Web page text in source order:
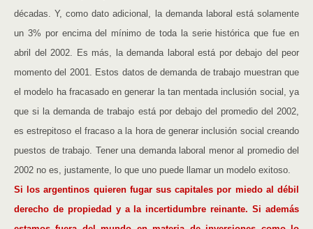
décadas. Y, como dato adicional, la demanda laboral está solamente
un 3% por encima del mínimo de toda la serie histórica que fue en
abril del 2002. Es más, la demanda laboral está por debajo del peor
momento del 2001. Estos datos de demanda de trabajo muestran que
el modelo ha fracasado en generar la tan mentada inclusión social, ya
que si la demanda de trabajo está por debajo del promedio del 2002,
es estrepitoso el fracaso a la hora de generar inclusión social creando
puestos de trabajo. Tener una demanda laboral menor al promedio del
2002 no es, justamente, lo que uno puede llamar un modelo exitoso.
Si los argentinos quieren fugar sus capitales por miedo al débil
derecho de propiedad y a la incertidumbre reinante. Si además